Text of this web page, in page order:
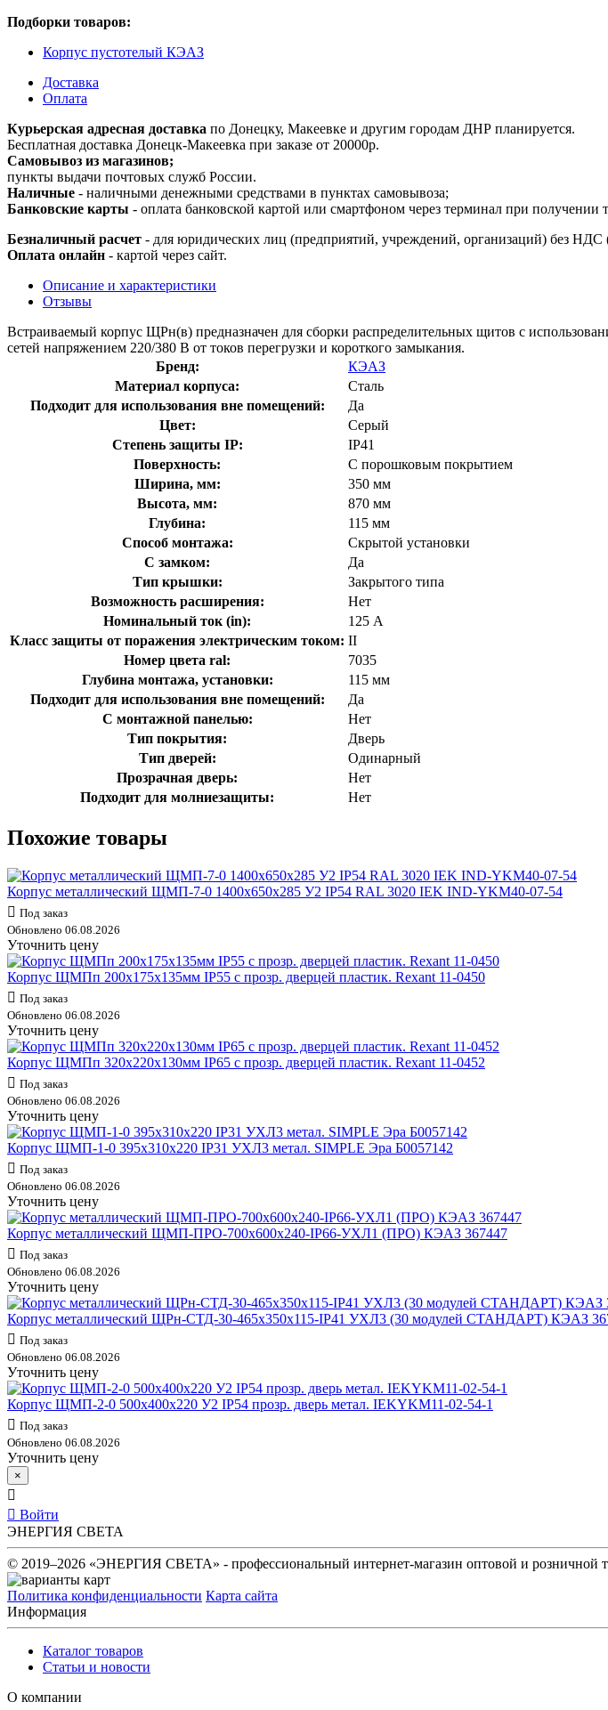
Подборки товаров:
Корпус пустотелый КЭАЗ
Доставка
Оплата
Курьерская адресная доставка по Донецку, Макеевке и другим городам ДНР планируется.
Бесплатная доставка Донецк-Макеевка при заказе от 20000р.
Самовывоз из магазинов;
пункты выдачи почтовых служб России.
Наличные - наличными денежными средствами в пунктах самовывоза;
Банковские карты - оплата банковской картой или смартфоном через терминал при получении
Безналичный расчет - для юридических лиц (предприятий, учреждений, организаций) без
Оплата онлайн - картой через сайт.
Описание и характеристики
Отзывы
Встраиваемый корпус ЩРн(в) предназначен для сборки распределительных щитов с
сетей напряжением 220/380 В от токов перегрузки и короткого замыкания.
Бренд:
КЭАЗ
Материал корпуса:
Сталь
Подходит для использования вне помещений:
Да
Цвет:
Серый
Степень защиты IP:
IP41
Поверхность:
С порошковым покрытием
Ширина, мм:
350 мм
Высота, мм:
870 мм
Глубина:
115 мм
Способ монтажа:
Скрытой установки
С замком:
Да
Тип крышки:
Закрытого типа
Возможность расширения:
Нет
Номинальный ток (in):
125 А
Класс защиты от поражения электрическим током: II
Номер цвета ral:
7035
Глубина монтажа, установки:
115 мм
Подходит для использования вне помещений:
Да
С монтажной панелью:
Нет
Тип покрытия:
Дверь
Тип дверей:
Одинарный
Прозрачная дверь:
Нет
Подходит для молниезащиты:
Нет
Похожие товары
Корпус металлический ЩМП-7-0 1400х650х285 У2 IP54 RAL 3020 IEK IND-YKM40-07-54
Под заказ
Обновлено 06.08.2026
Уточнить цену
Корпус ЩМПп 200х175х135мм IP55 с прозр. дверцей пластик. Rexant 11-0450
Под заказ
Обновлено 06.08.2026
Уточнить цену
Корпус ЩМПп 320х220х130мм IP65 с прозр. дверцей пластик. Rexant 11-0452
Под заказ
Обновлено 06.08.2026
Уточнить цену
Корпус ЩМП-1-0 395х310х220 IP31 УХЛ3 метал. SIMPLE Эра Б0057142
Под заказ
Обновлено 06.08.2026
Уточнить цену
Корпус металлический ЩМП-ПРО-700х600х240-IP66-УХЛ1 (ПРО) КЭАЗ 367447
Под заказ
Обновлено 06.08.2026
Уточнить цену
Корпус металлический ЩРн-СТД-30-465х350х115-IP41 УХЛ3 (30 модулей СТАНДАРТ) КЭАЗ
Под заказ
Обновлено 06.08.2026
Уточнить цену
Корпус ЩМП-2-0 500х400х220 У2 IP54 прозр. дверь метал. IEKYKM11-02-54-1
Под заказ
Обновлено 06.08.2026
Уточнить цену
×
Войти
ЭНЕРГИЯ СВЕТА
© 2019–2026 «ЭНЕРГИЯ СВЕТА» - профессиональный интернет-магазин оптовой и розничной
Политика конфиденциальности Карта сайта
Информация
Каталог товаров
Статьи и новости
О компании